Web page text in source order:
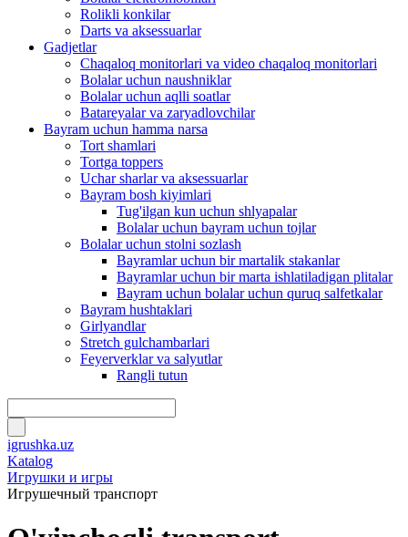
Rolikli konkilar
Darts va aksessuarlar
Gadjetlar
Chaqaloq monitorlari va video chaqaloq monitorlari
Bolalar uchun naushniklar
Bolalar uchun aqlli soatlar
Batareyalar va zaryadlovchilar
Bayram uchun hamma narsa
Tort shamlari
Tortga toppers
Uchar sharlar va aksessuarlar
Bayram bosh kiyimlari
Tug'ilgan kun uchun shlyapalar
Bolalar uchun bayram uchun tojlar
Bolalar uchun stolni sozlash
Bayramlar uchun bir martalik stakanlar
Bayramlar uchun bir marta ishlatiladigan plitalar
Bayram uchun bolalar uchun quruq salfetkalar
Bayram hushtaklari
Girlyandlar
Stretch gulchambarlari
Feyerverklar va salyutlar
Rangli tutun
igrushka.uz
Katalog
Игрушки и игры
Игрушечный транспорт